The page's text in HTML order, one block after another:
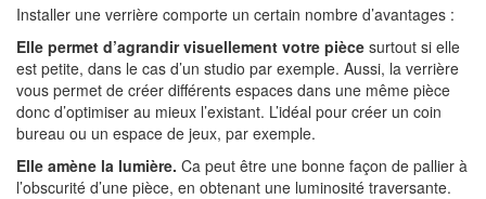
Installer une verrière comporte un certain nombre d’avantages :
Elle permet d’agrandir visuellement votre pièce surtout si elle
est petite, dans le cas d’un studio par exemple. Aussi, la verrière
vous permet de créer différents espaces dans une même pièce
donc d’optimiser au mieux l’existant. L’idéal pour créer un coin
bureau ou un espace de jeux, par exemple.
Elle amène la lumière. Ca peut être une bonne façon de pallier à
l’obscurité d’une pièce, en obtenant une luminosité traversante.